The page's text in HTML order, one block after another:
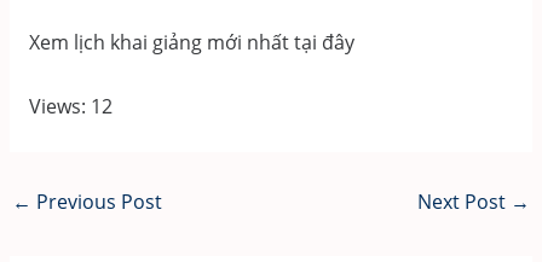
Xem lịch khai giảng mới nhất tại đây
Views: 12
Post
← Previous Post Next Post →